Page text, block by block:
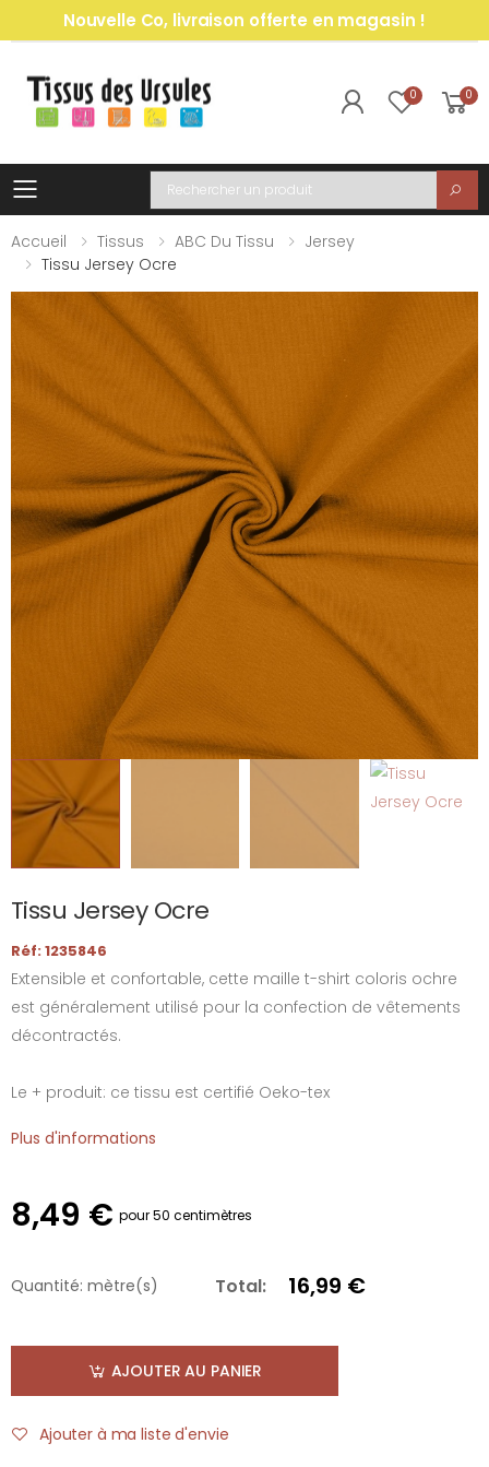
Nouvelle Co, livraison offerte en magasin !
0 0
Toggle mobile menu
Recherche
Accueil
Tissus ABC Du Tissu
Jersey
Tissu Jersey Ocre
Tissu Jersey Ocre
Réf: 1235846
Extensible et confortable, cette maille t-shirt coloris ochre
est généralement utilisé pour la confection de vêtements
décontractés.
Le + produit: ce tissu est certifié Oeko-tex
Plus d'informations
8,49 € pour 50 centimètres
Quantité: mètre(s) Total: 16,99 €
AJOUTER AU PANIER
Ajouter à ma liste d'envie